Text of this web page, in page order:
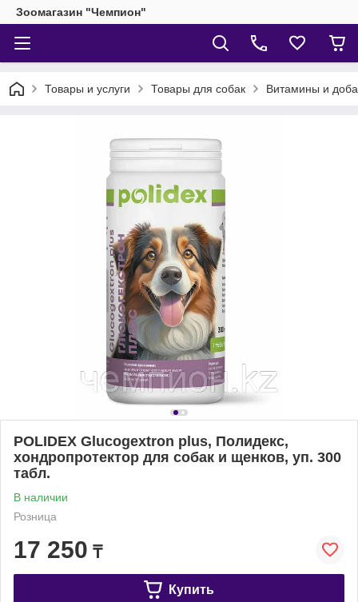
Зоомагазин "Чемпион"
Товары и услуги Товары для собак Витамины и
POLIDEX Glucogextron plus, Полидекс,
хондропротектор для собак и щенков, уп. 300
табл.
В наличии
Розница
17 250 ₸
Купить